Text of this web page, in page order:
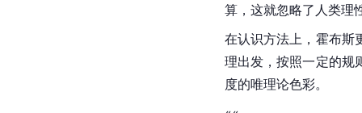
算，这就忽略了人类理
在认识方法上，霍布斯
理出发，按照一定的规
度的唯理论色彩。